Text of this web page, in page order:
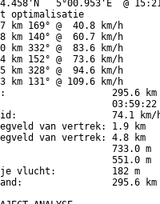
5°00.953'E  @
optimalisatie
km 169° @  40.8 km/h
km 140° @  60.7 km/h
km 332° @  83.6 km/h
km 152° @  73.6 km/h
km 328° @  94.6 km/h
km 131° @ 109.6 km/h
295.6 km
03:59:22
74.1 km/
van vertrek: 1.9 km
van vertrek: 4.8 km
733.0 m
551.0 m
vlucht:          182 m
295.6 km